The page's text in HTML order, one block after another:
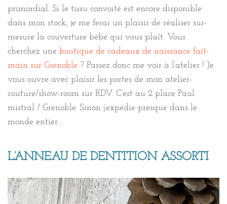
primordial. Si le tissu convoité est encore disponible
dans mon stock, je me ferai un plaisir de réaliser sur-
mesure la couverture bébé qui vous plaît. Vous
cherchez une boutique de cadeaux de naissance fait-
main sur Grenoble ? Passez donc me voir à l’atelier ! Je
vous ouvre avec plaisir les portes de mon atelier-
couture/show-room sur RDV. C’est au 2 place Paul
mistral / Grenoble. Sinon j’expédie presque dans le
monde entier…
L’ANNEAU DE DENTITION ASSORTI